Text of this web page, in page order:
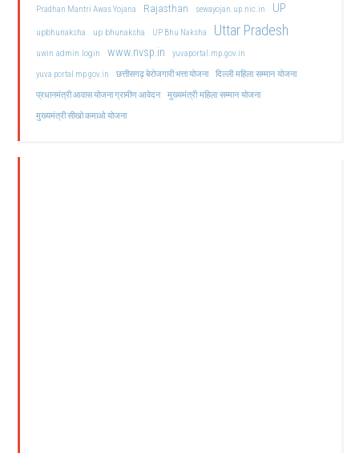
Pradhan Mantri Awas Yojana
Rajasthan sewayojan.up.nic.in UP
upbhunaksha up bhunaksha UP Bhu Naksha Uttar Pradesh
uwin admin login www.nvsp.in
yuvaportal.mp.gov.in
yuva portal mp gov.in
छत्तीसगढ़ बेरोजगारी भत्ता योजना दिल्ली महिला सम्मान योजना
प्रधानमंत्री आवास योजना ग्रामीण आवेदन मुख्यमंत्री महिला सम्मान योजना
मुख्यमंत्री सीखो कमाओ योजना